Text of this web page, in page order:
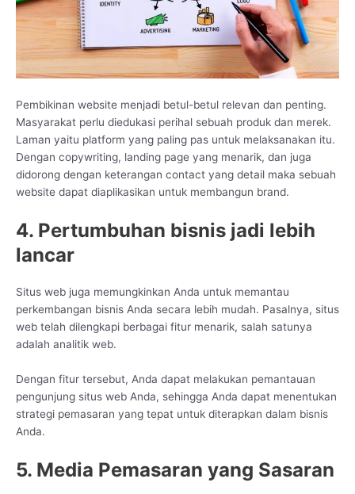
Pembikinan website menjadi betul-betul relevan dan penting.
Masyarakat perlu diedukasi perihal sebuah produk dan merek.
Laman yaitu platform yang paling pas untuk melaksanakan itu.
Dengan copywriting, landing page yang menarik, dan juga
didorong dengan keterangan contact yang detail maka sebuah
website dapat diaplikasikan untuk membangun brand.
4. Pertumbuhan bisnis jadi lebih
lancar
Situs web juga memungkinkan Anda untuk memantau
perkembangan bisnis Anda secara lebih mudah. Pasalnya, situs
web telah dilengkapi berbagai fitur menarik, salah satunya
adalah analitik web.
Dengan fitur tersebut, Anda dapat melakukan pemantauan
pengunjung situs web Anda, sehingga Anda dapat menentukan
strategi pemasaran yang tepat untuk diterapkan dalam bisnis
Anda.
5. Media Pemasaran yang Sasaran